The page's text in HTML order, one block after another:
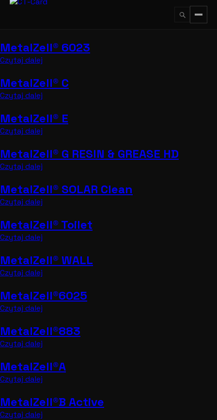
Przejdź
MetalZell® 6023
Czytaj dalej
MetalZell® C
Czytaj dalej
MetalZell® E
Czytaj dalej
MetalZell® G RESIN & GREASE HD
Czytaj dalej
MetalZell® SOLAR Clean
Czytaj dalej
MetalZell® Toilet
Czytaj dalej
MetalZell® WALL
Czytaj dalej
MetalZell®6025
Czytaj dalej
MetalZell®883
Czytaj dalej
MetalZell®A
Czytaj dalej
MetalZell®B Active
Czytaj dalej